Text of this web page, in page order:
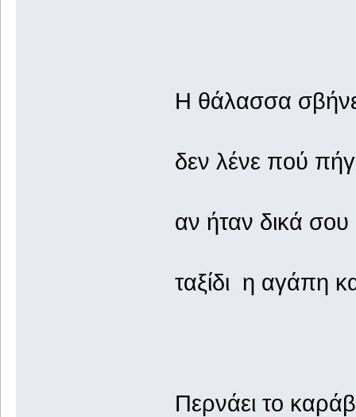
Η θάλασσα
δεν λένε πού
αν ήταν δικά
ταξίδι η αγάπη
Περνάει το